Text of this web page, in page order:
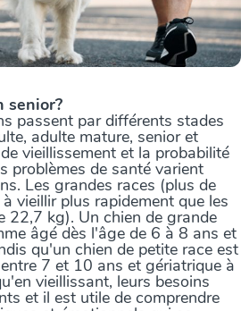
senior?
passent par différents stades
adulte mature, senior et
vieillissement et la probabilité
problèmes de santé varient
Les grandes races (plus de
vieillir plus rapidement que les
22,7 kg). Un chien de grande
âgé dès l'âge de 6 à 8 ans et
qu'un chien de petite race est
7 et 10 ans et gériatrique à
vieillissant, leurs besoins
et il est utile de comprendre